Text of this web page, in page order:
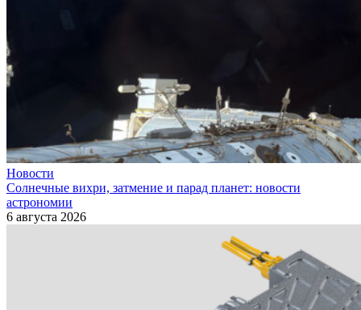
Новости
Солнечные вихри, затмение и парад планет: новости
астрономии
6 августа 2026